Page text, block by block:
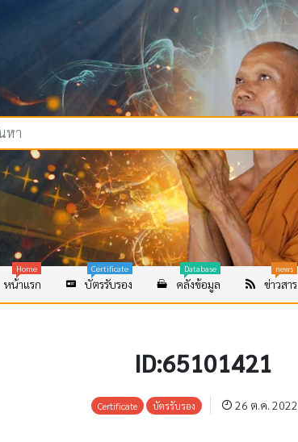
หน้าแรก
Home
บัตรรับรอง
Certificate
คลังข้อมูล
Database
ข่าวสาร
news
ID:65101421
Certificate บัตรรับรอง 26 ต.ค. 2022